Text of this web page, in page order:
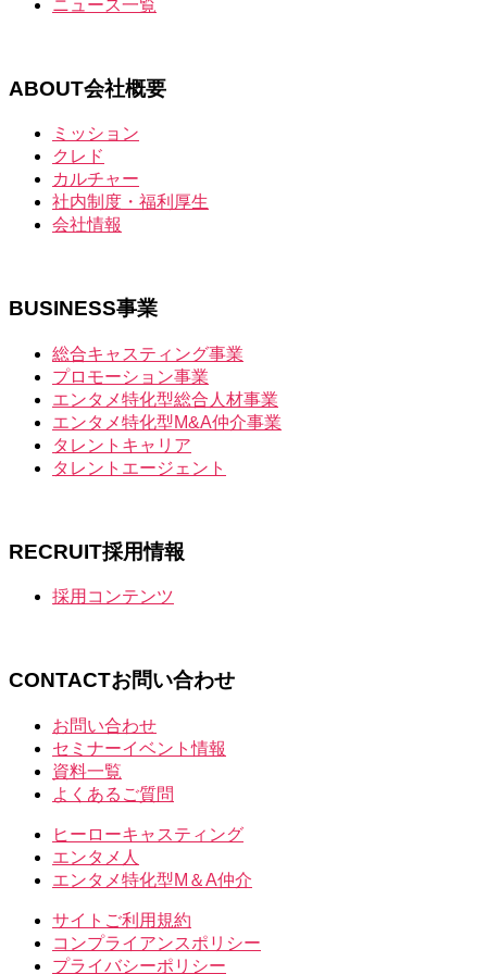
ニュース一覧
ABOUT会社概要
ミッション
クレド
カルチャー
社内制度・福利厚生
会社情報
BUSINESS事業
総合キャスティング事業
プロモーション事業
エンタメ特化型総合人材事業
エンタメ特化型M&A仲介事業
タレントキャリア
タレントエージェント
RECRUIT採用情報
採用コンテンツ
CONTACTお問い合わせ
お問い合わせ
セミナーイベント情報
資料一覧
よくあるご質問
ヒーローキャスティング
エンタメ人
エンタメ特化型M＆A仲介
サイトご利用規約
コンプライアンスポリシー
プライバシーポリシー